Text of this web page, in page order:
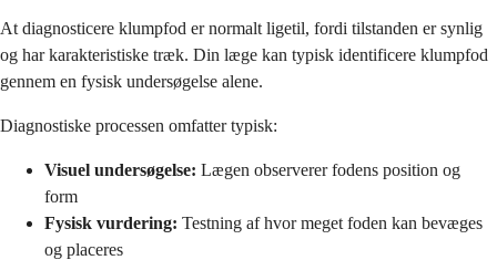
At diagnosticere klumpfod er normalt ligetil, fordi tilstanden er synlig
og har karakteristiske træk. Din læge kan typisk identificere klumpfod
gennem en fysisk undersøgelse alene.
Diagnostiske processen omfatter typisk:
Visuel undersøgelse: Lægen observerer fodens position og
form
Fysisk vurdering: Testning af hvor meget foden kan bevæges
og placeres